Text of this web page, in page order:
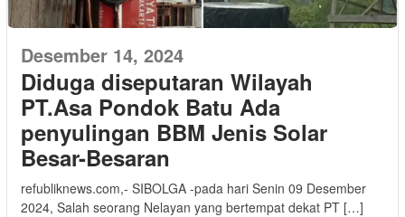
Desember 14, 2024
Diduga diseputaran Wilayah
PT.Asa Pondok Batu Ada
penyulingan BBM Jenis Solar
Besar-Besaran
refubliknews.com,- SIBOLGA -pada hari Senin 09 Desember
2024, Salah seorang Nelayan yang bertempat dekat PT […]